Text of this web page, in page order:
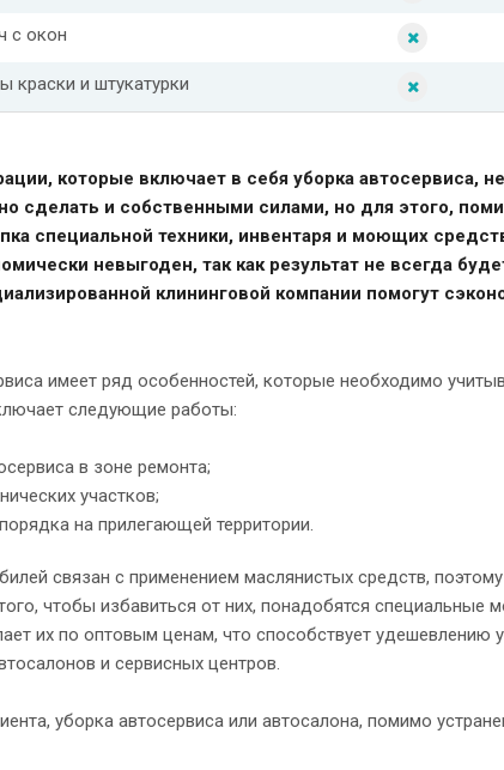
с окон
краски и штукатурки
которые включает в себя уборка автосервиса,
сделать и собственными силами, но для этого,
специальной техники, инвентаря и моющих
невыгоден, так как результат не всегда
клининговой компании помогут
имеет ряд особенностей, которые необходимо
следующие работы:
в зоне ремонта;
участков;
на прилегающей территории.
связан с применением маслянистых средств,
чтобы избавиться от них, понадобятся
их по оптовым ценам, что способствует удешевлению
и сервисных центров.
уборка автосервиса или автосалона, помимо